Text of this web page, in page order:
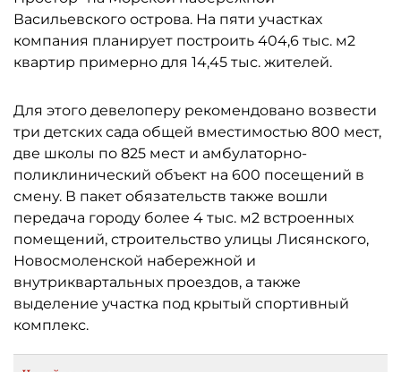
Васильевского острова. На пяти участках
компания планирует построить 404,6 тыс. м2
квартир примерно для 14,45 тыс. жителей.
Для этого девелоперу рекомендовано возвести
три детских сада общей вместимостью 800 мест,
две школы по 825 мест и амбулаторно-
поликлинический объект на 600 посещений в
смену. В пакет обязательств также вошли
передача городу более 4 тыс. м2 встроенных
помещений, строительство улицы Лисянского,
Новосмоленской набережной и
внутриквартальных проездов, а также
выделение участка под крытый спортивный
комплекс.